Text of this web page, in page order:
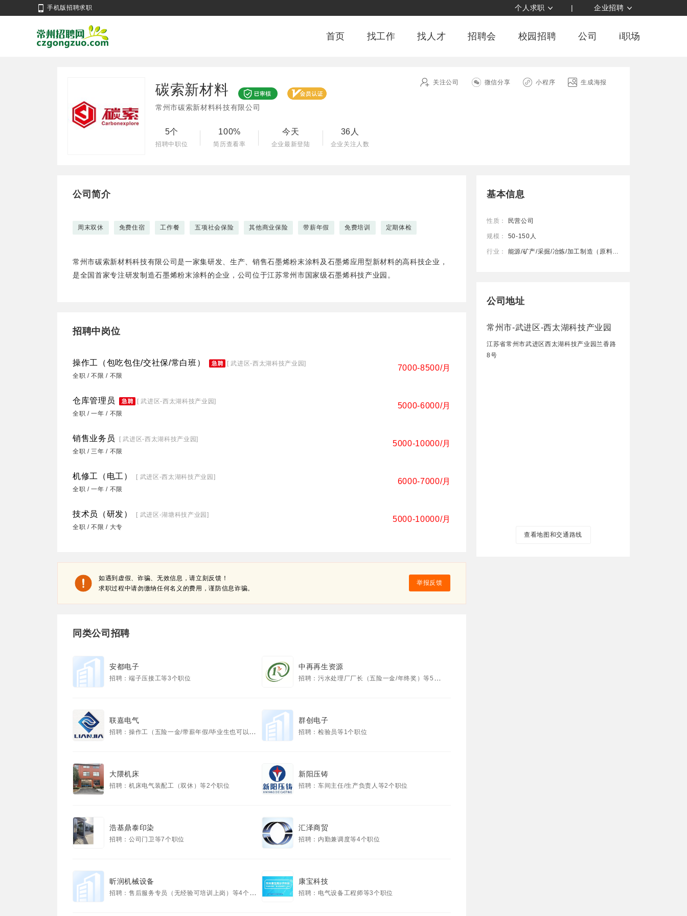
手机版招聘求职 个人求职 | 企业招聘
首页 找工作 找人才 招聘会 校园招聘 公司 i职场
碳索新材料
常州市碳索新材料科技有限公司
5个
招聘中职位
100%
简历查看率
今天
企业最新登陆
36人
企业关注人数
关注公司 微信分享 小程序 生成海报
公司简介
周末双休 免费住宿 工作餐 五项社会保险 其他商业保险 带薪年假 免费培训 定期体检
常州市碳索新材料科技有限公司是一家集研发、生产、销售石墨烯粉末涂料及石墨烯应用型新材料的高科技企业，
是全国首家专注研发制造石墨烯粉末涂料的企业，公司位于江苏常州市国家级石墨烯科技产业园。
招聘中岗位
7000-8500/月
操作工（包吃包住/交社保/常白班）
[ 武进区-西太湖科技产业园]
全职 / 不限 / 不限
5000-6000/月
仓库管理员
[ 武进区-西太湖科技产业园]
全职 / 一年 / 不限
5000-10000/月
销售业务员
[ 武进区-西太湖科技产业园]
全职 / 三年 / 不限
6000-7000/月
机修工（电工）
[ 武进区-西太湖科技产业园]
全职 / 一年 / 不限
5000-10000/月
技术员（研发）
[ 武进区-湖塘科技产业园]
全职 / 不限 / 大专
举报反馈
如遇到虚假、诈骗、无效信息，请立刻反馈！
求职过程中请勿缴纳任何名义的费用，谨防信息诈骗。
同类公司招聘
安都电子
招聘：端子压接工等3个职位
中再再生资源
招聘：污水处理厂厂长（五险一金/年终奖）等5个职位
联嘉电气
招聘：操作工（五险一金/带薪年假/毕业生也可以...等12个职位
群创电子
招聘：检验员等1个职位
大隈机床
招聘：机床电气装配工（双休）等2个职位
新阳压铸
招聘：车间主任/生产负责人等2个职位
浩基鼎泰印染
招聘：公司门卫等7个职位
汇泽商贸
招聘：内勤兼调度等4个职位
昕润机械设备
招聘：售后服务专员（无经验可培训上岗）等4个职位
康宝科技
招聘：电气设备工程师等3个职位
基本信息
性质： 民营公司
规模： 50-150人
行业： 能源/矿产/采掘/冶炼/加工制造（原料加工/模具）
公司地址
常州市-武进区-西太湖科技产业园
江苏省常州市武进区西太湖科技产业园兰香路
8号
查看地图和交通路线